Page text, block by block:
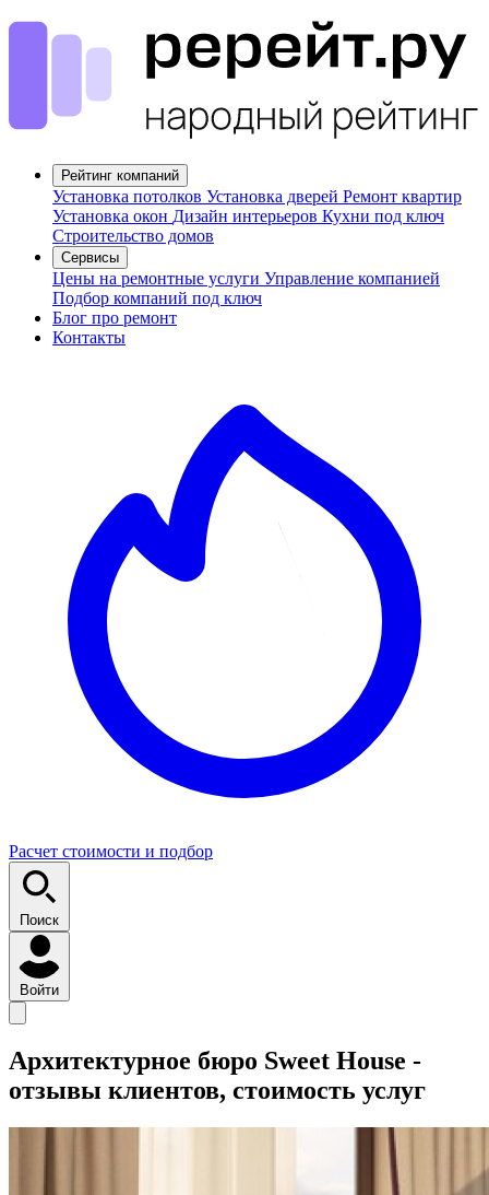
Рейтинг компаний
Установка потолков Установка дверей Ремонт квартир
Установка окон Дизайн интерьеров Кухни под ключ
Строительство домов
Сервисы
Цены на ремонтные услуги Управление компанией
Подбор компаний под ключ
Блог про ремонт
Контакты
Расчет стоимости и подбор
Поиск
Войти
Архитектурное бюро Sweet House -
отзывы клиентов, стоимость услуг